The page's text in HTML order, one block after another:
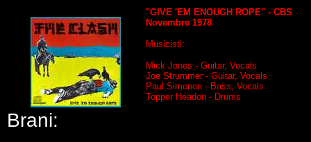
"GIVE 'EM ENOUGH ROPE" - CBS
Novembre 1978
Musicisti:
Mick Jones - Guitar, Vocals
Joe Strummer - Guitar, Vocals
Paul Simonon - Bass, Vocals
Topper Headon - Drums
Brani: